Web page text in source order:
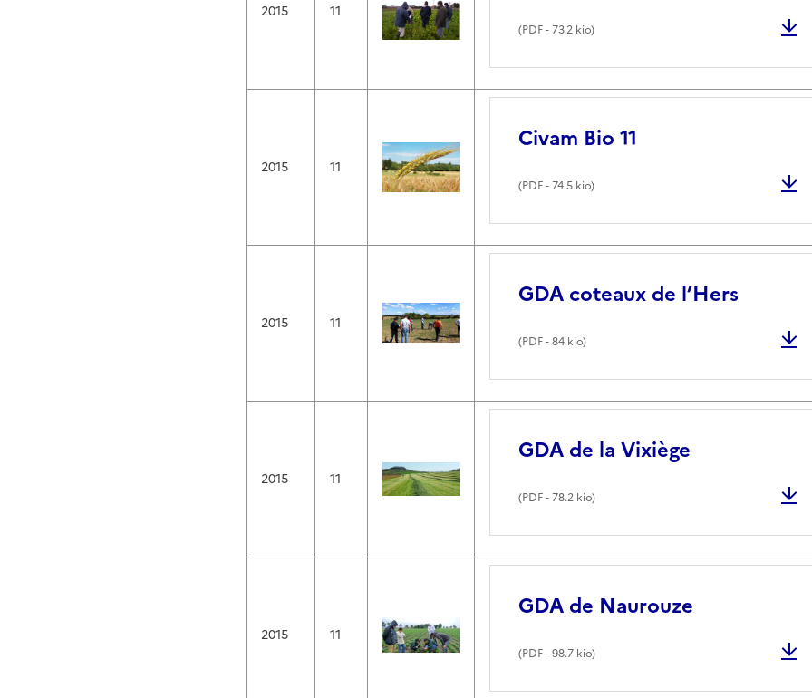
2015 11
(PDF- 73.2 kio)
2015 11
Civam Bio 11
(PDF- 74.5 kio)
2015 11
GDA coteaux de l’Hers
(PDF- 84 kio)
2015 11
GDA de la Vixiège
(PDF- 78.2 kio)
2015 11
GDA de Naurouze
(PDF- 98.7 kio)